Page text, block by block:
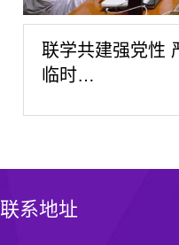
联学共建强党性
临时…
联系地址